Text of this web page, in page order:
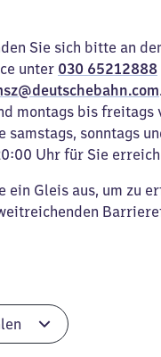
Sie sich bitte an
unter 030 65212888
montags bis freitags
samstags, sonntags
Uhr für Sie
ein Gleis aus, um zu